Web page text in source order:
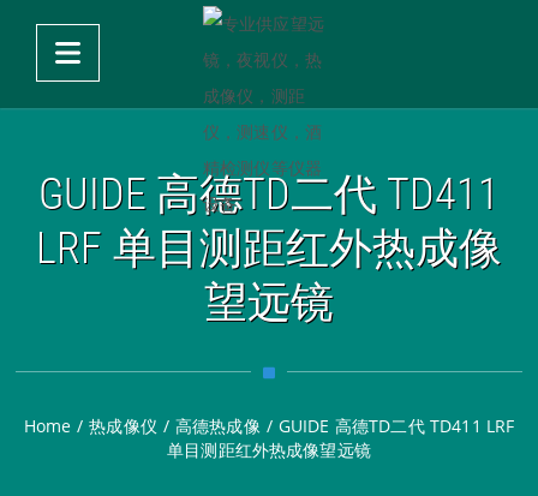
GUIDE 高德TD二代 TD411
LRF 单目测距红外热成像
望远镜
Home / 热成像仪 / 高德热成像 / GUIDE 高德TD二代 TD411 LRF
单目测距红外热成像望远镜